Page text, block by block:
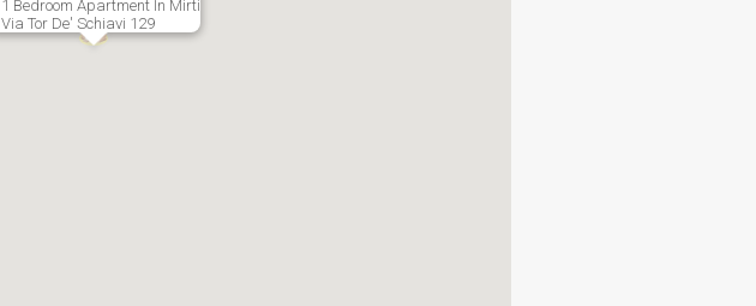
1 Bedroom Apartment In Mirti
Via Tor De' Schiavi 129